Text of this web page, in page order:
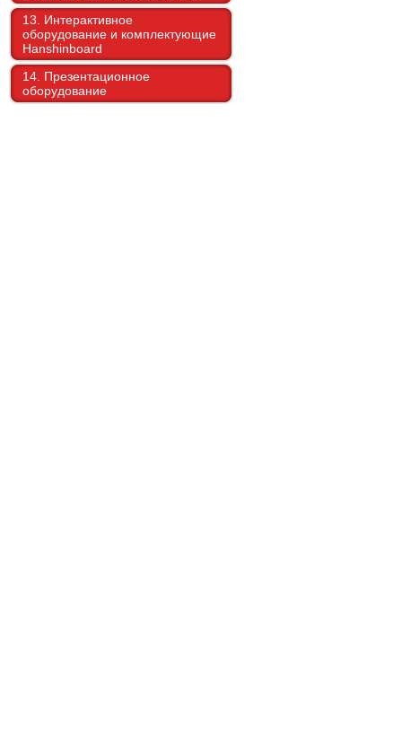
13. Интерактивное
оборудование и комплектующие
Hanshinboard
14. Презентационное
оборудование